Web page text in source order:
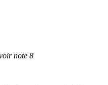
note 8